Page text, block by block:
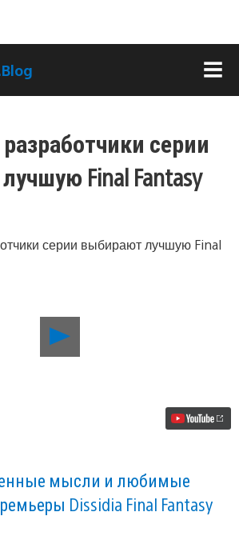
серии
Final Fantasy
Ключевые
мысли и любимые
Dissidia Final Fantasy